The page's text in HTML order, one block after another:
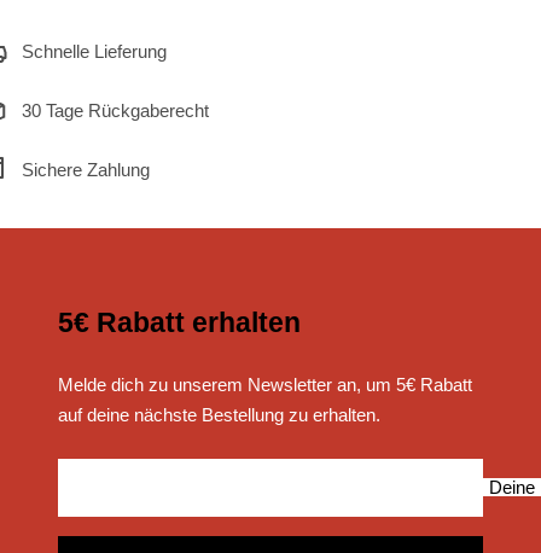
Schnelle Lieferung
30 Tage Rückgaberecht
Sichere Zahlung
5€ Rabatt erhalten
Melde dich zu unserem Newsletter an, um 5€ Rabatt
auf deine nächste Bestellung zu erhalten.
Deine